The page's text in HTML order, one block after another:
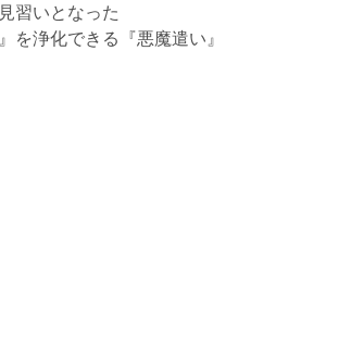
習いとなった
を浄化できる『悪魔遣い』